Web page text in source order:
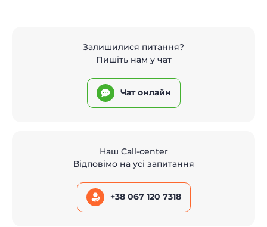
Залишилися питання?
Пишіть нам у чат
Чат онлайн
Наш Call-center
Відповімо на усі запитання
+38 067 120 7318